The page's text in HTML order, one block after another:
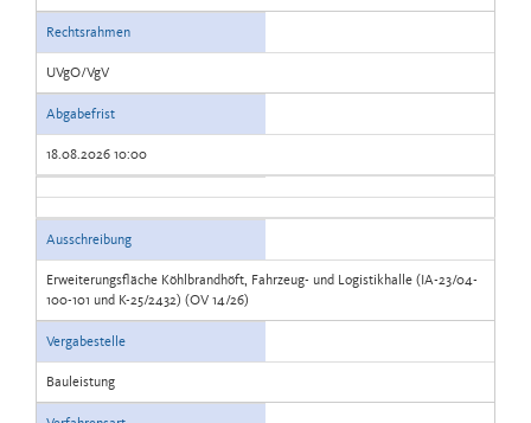
Rechtsrahmen
UVgO/VgV
Abgabefrist
18.08.2026 10:00
Ausschreibung
Erweiterungsfläche Köhlbrandhöft, Fahrzeug- und Logistikhalle (IA-23/04-
100-101 und K-25/2432) (OV 14/26)
Vergabestelle
Bauleistung